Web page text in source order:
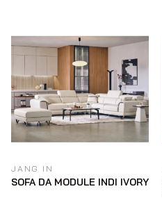
JANG IN
SOFA DA MODULE INDI IVORY